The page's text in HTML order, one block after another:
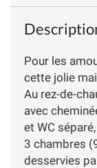
Pour les
cette jolie
Au rez-de-
avec
et WC
3 chambres
desservies